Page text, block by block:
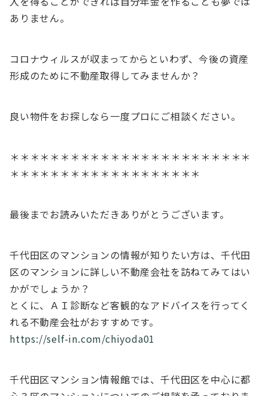
ありません。
コロナウィルスが収まってからといわず、今後の資産
形成のために不動産取得してみませんか？
良い物件をお探しなら一度プロにご相談ください。
＊＊＊＊＊＊＊＊＊＊＊＊＊＊＊＊＊＊＊＊＊＊＊＊
＊＊＊＊＊＊＊＊＊＊＊＊＊＊＊＊＊＊＊
最後までお読みいただきありがとうございます。
千代田区のマンションの情報が知りたい方は、千代田
区のマンションに詳しい不動産会社を訪ねてみてはい
かがでしょうか？
とくに、ＡＩ診断など客観的なアドバイスを行ってく
れる不動産会社がおすすめです。
https://self-in.com/chiyoda01
千代田区マンション情報館では、千代田区を中心に都